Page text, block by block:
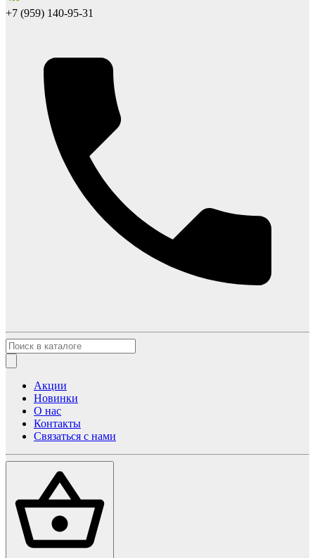
+7 (959) 140-95-31
Акции
Новинки
О нас
Контакты
Связаться с нами